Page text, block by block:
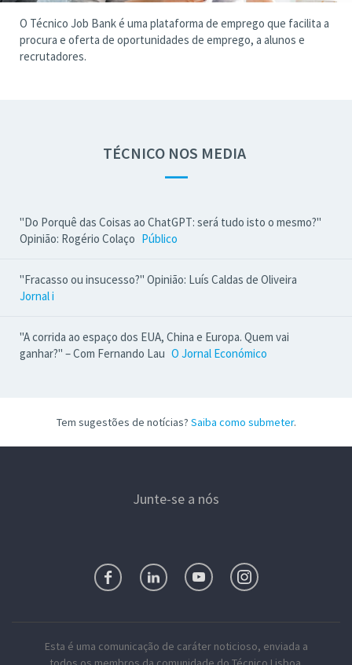
O Técnico Job Bank é uma plataforma de emprego que facilita a
procura e oferta de oportunidades de emprego, a alunos e
recrutadores.
TÉCNICO NOS MEDIA
—
"Do Porquê das Coisas ao ChatGPT: será tudo isto o mesmo?"
Opinião: Rogério Colaço Público
"Fracasso ou insucesso?" Opinião: Luís Caldas de Oliveira
Jornal i
"A corrida ao espaço dos EUA, China e Europa. Quem vai
ganhar?" – Com Fernando Lau O Jornal Económico
Tem sugestões de notícias? Saiba como submeter.
Junte-se a nós
Esta é uma comunicação de caráter noticioso, enviada a